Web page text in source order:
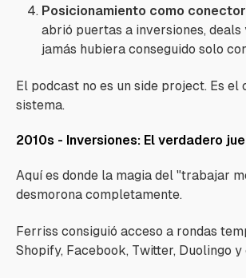
Posicionamiento como conector
abrió puertas a inversiones, deals
jamás hubiera conseguido solo
El podcast no es un side project. Es el
sistema.
2010s - Inversiones: El verdadero
Aquí es donde la magia del "trabajar
desmorona completamente.
Ferriss consiguió acceso a rondas
Shopify, Facebook, Twitter, Duolingo